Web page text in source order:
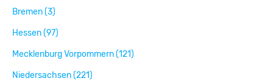
Bremen (3)
Hessen (97)
Mecklenburg Vorpommern (121)
Niedersachsen (221)